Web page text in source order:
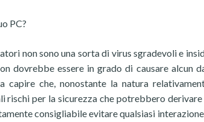
PC?
non sono una sorta di virus sgradevoli e
dovrebbe essere in grado di causare alcun
capire che, nonostante la natura
rischi per la sicurezza che potrebbero
consigliabile evitare qualsiasi